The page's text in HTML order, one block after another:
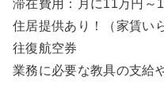
滞在費用：月に11万円～
住居提供あり！（家賃い
往復航空券
業務に必要な教具の支給